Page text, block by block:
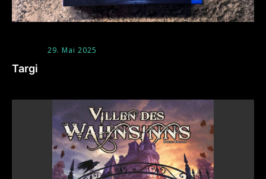
29. Mai 2025
Targi